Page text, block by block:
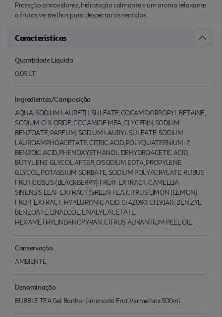
Proteção antioxidante, hidratação calmante e um aroma relaxante
a frutos vermelhos para despertar os sentidos.
Características
Quantidade Liquida
0.05 LT
Ingredientes/Composição
AQUA, SODIUM LAURETH SULFATE, COCAMIDOPROPYL BETAINE,
SODIUM CHLORIDE, COCAMIDE MEA, GLYCERIN, SODIUM
BENZOATE, PARFUM, SODIUM LAURYL SULFATE, SODIUM
LAUROAMPHOACETATE, CITRIC ACID, POLYQUATERNIUM-7,
BENZOIC ACID, PHENOXYETHANOL, DEHYDROACETIC ACID,
BUTYL ENE GLYCOL AFTER, DISODIUM EDTA, PROPYLENE
GLYCOL, POTASSIUM SORBATE, SODIUM POLYACRYLATE, RUBUS
FRUTICOSUS (BLACKBERRY) FRUIT EXTRACT, CAMELLIA
SINENSIS LEAF EXTRACT(GREEN TEA, CITRUS LIMON (LEMON)
FRUIT EXTRACT, HYALURONIC ACID, CI 42090, CI 19140 , BEN ZYL
BENZOATE, LINALOOL, LINALYL ACETATE,
HEXAMETHYLINDANOPYRAN, CITRUS AURANTIUM PEEL OIL.
Conservação
AMBIENTE
Denominação
BUBBLE TEA Gel Banho-Limonada Frut.Vermelhos 500ml